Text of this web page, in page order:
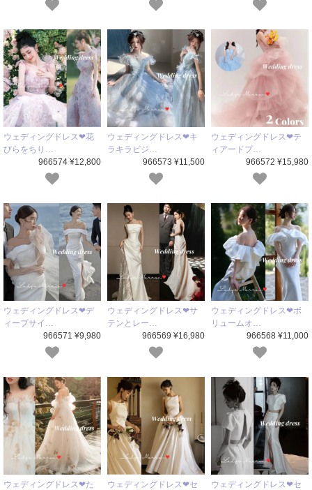
ウェディングドレス❤花
びらをちり…
966574 ¥12,800
ウェディングドレス❤キ
ラキラビジ…
966573 ¥11,500
ウェディングドレス❤テ
ィアードプ…
966572 ¥15,980
ウェディングドレス❤デ
ィープサイ…
966571 ¥9,980
ウェディングドレス❤サ
テンとレー…
966569 ¥16,980
ウェディングドレス❤ボ
リュームオ…
966568 ¥11,000
ウェディングドレス❤た
ウェディングドレス❤セ
ウェディングドレス❤セ